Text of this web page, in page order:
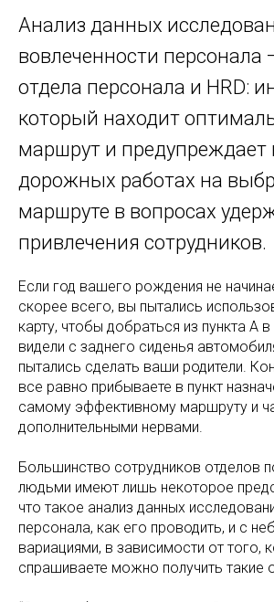
Анализ данных
вовлеченности персонала
отдела персонала и HRD:
который находит
маршрут и предупреждает
дорожных работах на
маршруте в вопросах
привлечения сотрудников.
Если год вашего рождения не
скорее всего, вы пытались
карту, чтобы добраться из пункта А в
видели с заднего сиденья
пытались сделать ваши родители.
все равно прибываете в пункт
самому эффективному маршруту и
дополнительными нервами.
Большинство сотрудников отделов
людьми имеют лишь некоторое
что такое анализ данных
персонала, как его проводить, и с
вариациями, в зависимости от того,
спрашиваете можно получить такие